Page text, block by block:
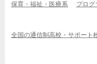
保育・福祉・医療系 プログ
全国の通信制高校・サポート